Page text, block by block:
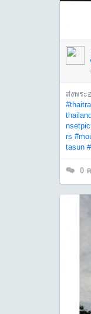
ส่งพระ
thailand
rs
tasun
0